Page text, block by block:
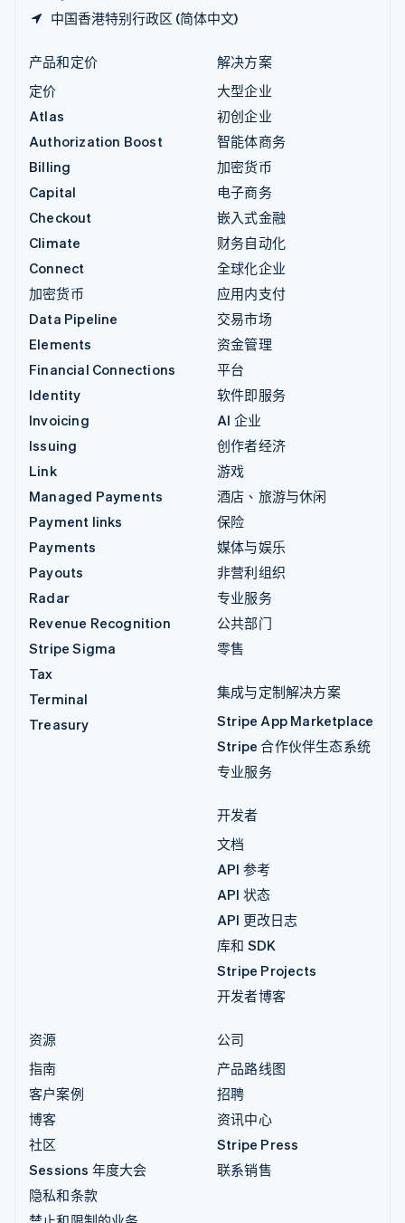
中国香港特别行政区 (简体中文)
产品和定价
定价
Atlas
Authorization Boost
Billing
Capital
Checkout
Climate
Connect
加密货币
Data Pipeline
Elements
Financial Connections
Identity
Invoicing
Issuing
Link
Managed Payments
Payment links
Payments
Payouts
Radar
Revenue Recognition
Stripe Sigma
Tax
Terminal
Treasury
解决方案
大型企业
初创企业
智能体商务
加密货币
电子商务
嵌入式金融
财务自动化
全球化企业
应用内支付
交易市场
资金管理
平台
软件即服务
AI 企业
创作者经济
游戏
酒店、旅游与休闲
保险
媒体与娱乐
非营利组织
专业服务
公共部门
零售
集成与定制解决方案
Stripe App Marketplace
Stripe 合作伙伴生态系统
专业服务
开发者
文档
API 参考
API 状态
API 更改日志
库和 SDK
Stripe Projects
开发者博客
资源
指南
客户案例
博客
社区
Sessions 年度大会
隐私和条款
公司
产品路线图
招聘
资讯中心
Stripe Press
联系销售